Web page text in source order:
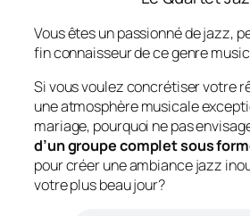
Vous êtes un passionné de jazz,
fin connaisseur de ce genre
Si vous voulez concrétiser votre
une atmosphère musicale
mariage, pourquoi ne pas
d’un groupe complet sous
pour créer une ambiance jazz
votre plus beau jour?